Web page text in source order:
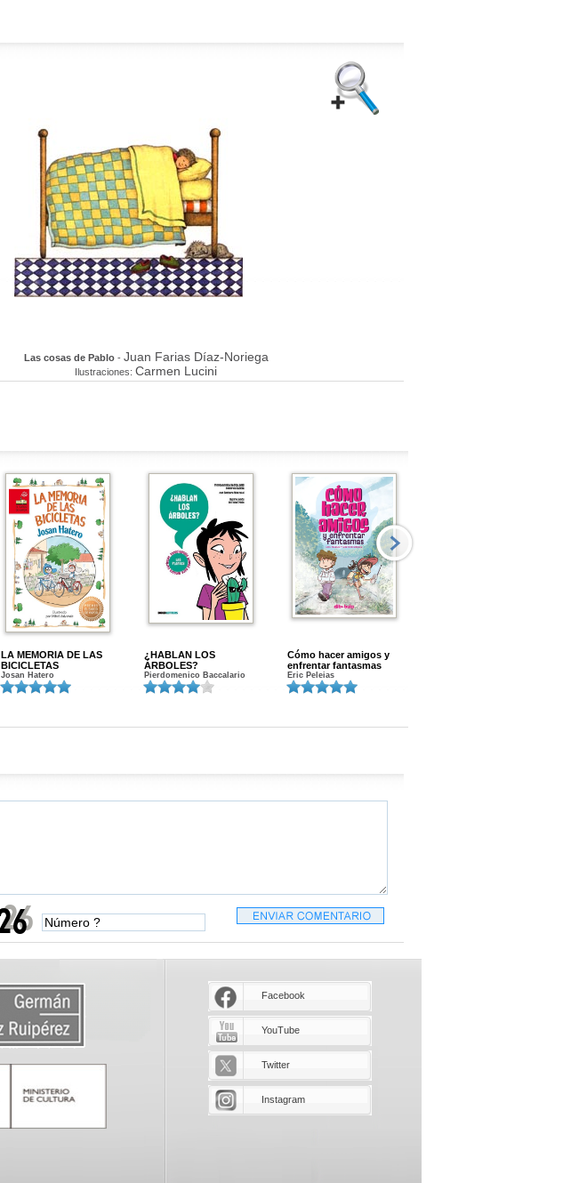
Las cosas de Pablo- Juan Farias Díaz-Noriega
Ilustraciones: Carmen Lucini
LA MEMORIA DE LAS
BICICLETAS
Josan Hatero
¿HABLAN LOS
ÁRBOLES?
Pierdomenico Baccalario
Cómo hacer amigos y
enfrentar fantasmas
Eric Peleias
Facebook
YouTube
Twitter
Instagram